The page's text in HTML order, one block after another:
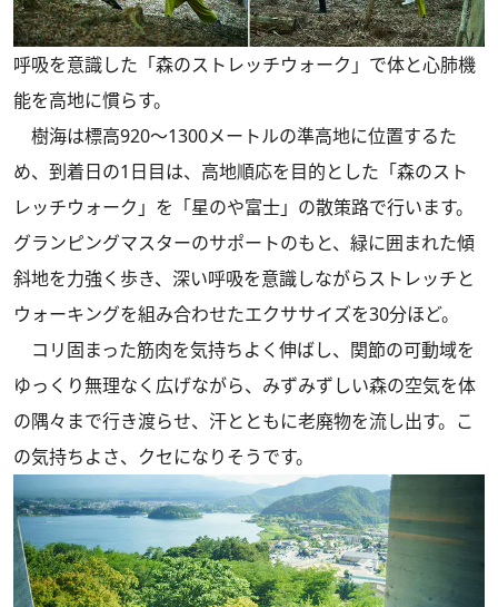
呼吸を意識した「森のストレッチウォーク」で体と心肺機
能を高地に慣らす。
樹海は標高920～1300メートルの準高地に位置するた
め、到着日の1日目は、高地順応を目的とした「森のスト
レッチウォーク」を「星のや富士」の散策路で行います。
グランピングマスターのサポートのもと、緑に囲まれた傾
斜地を力強く歩き、深い呼吸を意識しながらストレッチと
ウォーキングを組み合わせたエクササイズを30分ほど。
コリ固まった筋肉を気持ちよく伸ばし、関節の可動域を
ゆっくり無理なく広げながら、みずみずしい森の空気を体
の隅々まで行き渡らせ、汗とともに老廃物を流し出す。こ
の気持ちよさ、クセになりそうです。